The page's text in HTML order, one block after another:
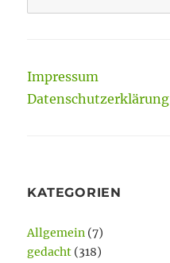
Impressum
Datenschutzerklärung
KATEGORIEN
Allgemein (7)
gedacht (318)